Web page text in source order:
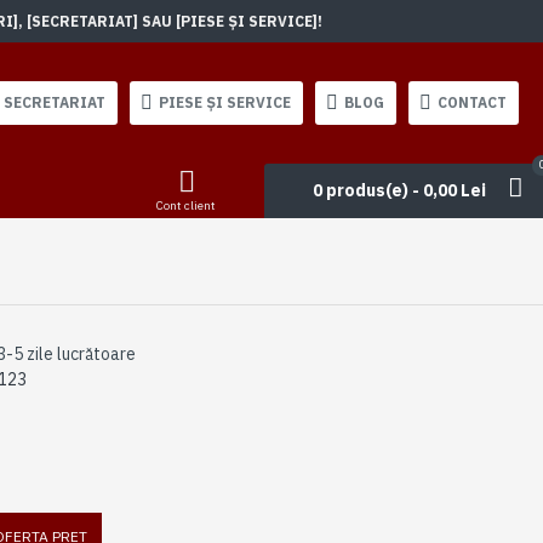
[SECRETARIAT] SAU [PIESE ȘI SERVICE]!
SECRETARIAT PIESE ȘI SERVICE BLOG CONTACT
Cont client
0 produs(e) - 0,00 Lei
5 zile lucrătoare
PRET